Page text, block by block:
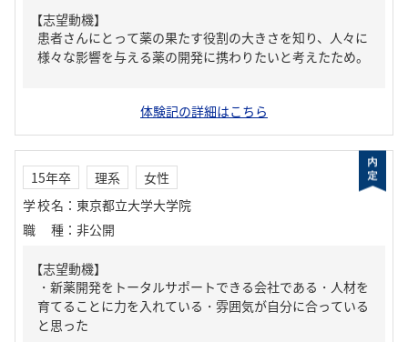
【志望動機】
患者さんにとって薬の果たす役割の大きさを知り、人々に
様々な影響を与える薬の開発に携わりたいと考えたため。
体験記の詳細はこちら
15年卒 理系
女性
学校名 ： 東京都立大学大学院
職種 ： 非公開
【志望動機】
・新薬開発をトータルサポートできる会社である・人材を
育てることに力を入れている・雰囲気が自分に合っている
と思った